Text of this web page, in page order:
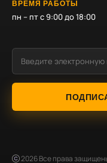
ВРЕМЯ РАБОТЫ
пн – пт с 9:00 до 18:00
2026Все права